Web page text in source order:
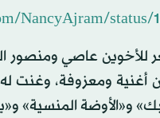
NancyAjram/status/
للأخوين عاصي ومنصور
بأكثر من 2500 لحن أغنية
و«الأوضة المنسية»